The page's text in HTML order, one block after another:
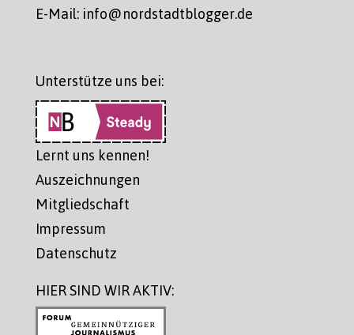
E-Mail: info@nordstadtblogger.de
Unterstütze uns bei:
Lernt uns kennen!
Auszeichnungen
Mitgliedschaft
Impressum
Datenschutz
HIER SIND WIR AKTIV: